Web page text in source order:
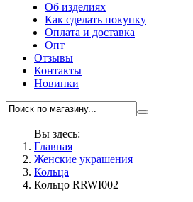
Об изделиях
Как сделать покупку
Оплата и доставка
Опт
Отзывы
Контакты
Новинки
Вы здесь:
Главная
Женские украшения
Кольца
Кольцо RRWI002